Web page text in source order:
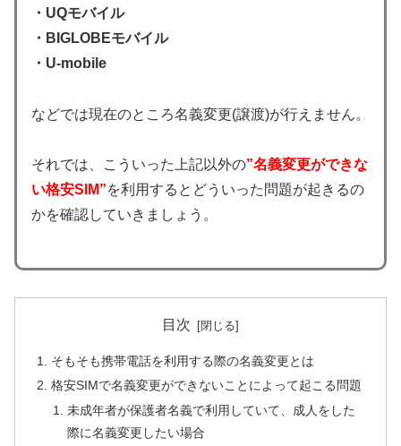
・UQモバイル
・BIGLOBEモバイル
・U-mobile
などでは現在のところ名義変更(譲渡)が行えません。
それでは、こういった上記以外の”名義変更ができな
い格安SIM”を利用するとどういった問題が起きるの
かを確認していきましょう。
目次
そもそも携帯電話を利用する際の名義変更とは
格安SIMで名義変更ができないことによって起こる問題
未成年者が保護者名義で利用していて、成人をした
際に名義変更したい場合